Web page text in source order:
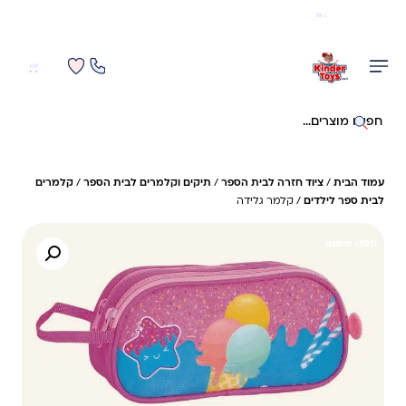
חיפוש באתר
עמוד הבית / ציוד חזרה לבית הספר / תיקים וקלמרים לבית הספר / קלמרים
לבית ספר לילדים / קלמר גלידה